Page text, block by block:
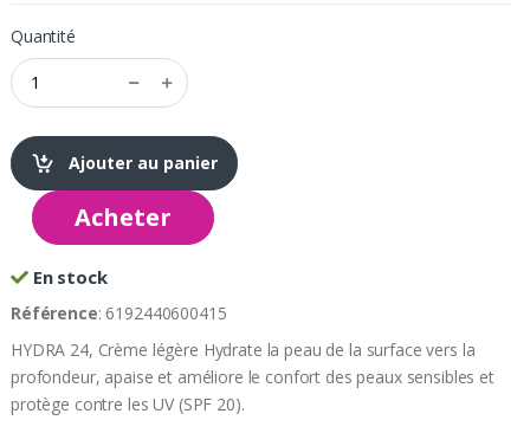
Quantité
Ajouter au panier
Acheter
En stock
Référence: 6192440600415
HYDRA 24, Crème légère Hydrate la peau de la surface vers la
profondeur, apaise et améliore le confort des peaux sensibles et
protège contre les UV (SPF 20).